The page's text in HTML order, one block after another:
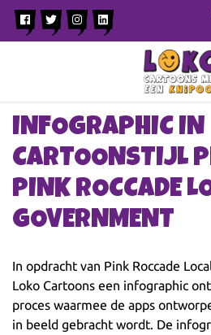
INFOGRAPHIC IN
CARTOONSTIJL
PINK ROCCADE
GOVERNMENT
In opdracht van Pink Roccade
Loko Cartoons een infographic
proces waarmee de apps
in beeld gebracht wordt. De